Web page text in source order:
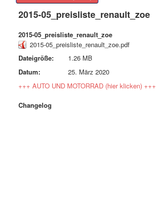
2015-05_preisliste_renault_zoe
2015-05_preisliste_renault_zoe
2015-05_preisliste_renault_zoe.pdf
Dateigröße:
1.26 MB
Datum:
25. März 2020
+++ AUTO UND MOTORRAD (hier klicken) +++
Changelog